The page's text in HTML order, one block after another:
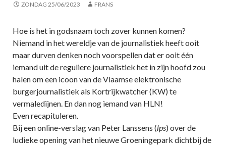
ZONDAG 25/06/2023 FRANS
Hoe is het in godsnaam toch zover kunnen komen?
Niemand in het wereldje van de journalistiek heeft ooit
maar durven denken noch voorspellen dat er ooit één
iemand uit de reguliere journalistiek het in zijn hoofd zou
halen om een icoon van de Vlaamse elektronische
burgerjournalistiek als Kortrijkwatcher (KW) te
vermaledijnen. En dan nog iemand van HLN!
Even recapituleren.
Bij een online-verslag van Peter Lanssens (lps) over de
ludieke opening van het nieuwe Groeningepark dichtbij de